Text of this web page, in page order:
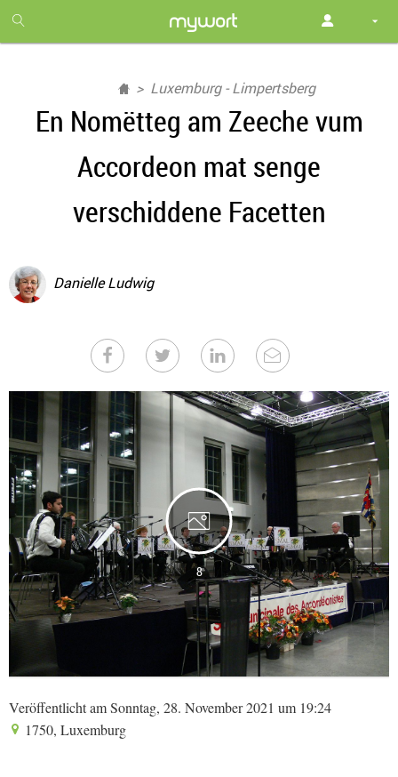
month
free
Luxemburg - Limpertsberg
En Nomëtteg am Zeeche vum
Accordeon mat senge
verschiddene Facetten
Danielle Ludwig
8
Veröffentlicht am Sonntag, 28. November 2021 um 19:24
1750, Luxemburg